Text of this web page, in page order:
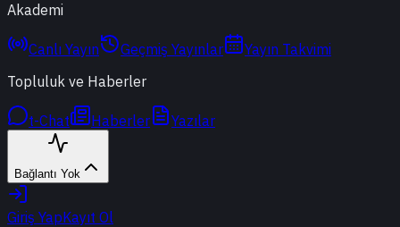
Akademi
Canlı Yayın Geçmiş Yayınlar
Yayın Takvimi
Topluluk ve Haberler
t-Chat Haberler Yazılar
Bağlantı Yok
Giriş YapKayıt Ol